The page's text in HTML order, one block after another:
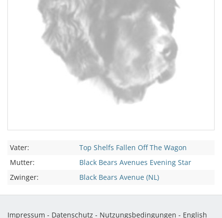
Vater:
Top Shelfs Fallen Off The Wagon
Mutter:
Black Bears Avenues Evening Star
Zwinger:
Black Bears Avenue (NL)
Impressum - Datenschutz - Nutzungsbedingungen - English